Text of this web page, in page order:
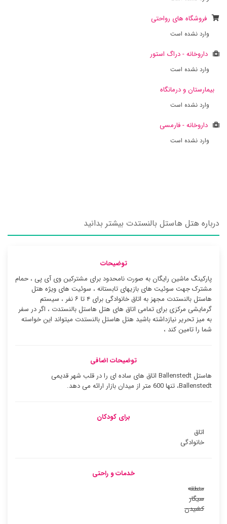
فروشگاه های رواحتی
وارد نشده است
داروخانه - دراگ استور
وارد نشده است
بیمارستان و درمانگاه
وارد نشده است
داروخانه - فارمسی
وارد نشده است
درباره هتل هاستل بالنستدت بیشتر بدانید
توضیحات
پارکینگ ماشین رایگان به صورت نامحدود برای مشترکین وی آی پی ، حمام
مشترک جهت سوئیت ‌های بازیهای تابستانه ، سوئیت ‌های ویژه هتل
هاستل بالنستدت مجهز به اتاق خانوادگی برای ۴ تا ۶ نفر ، سیستم
گرمایشی مرکزی برای تمامی اتاق های هتل هاستل بالنستدت ، اگر در سفر
به میز تحریر نیازداشته باشید هتل هاستل بالنستدت میتواند این خواسته
شما را تامین کند ،
توضیحات اضافی
هاستل Ballenstedt اتاق های ساده ای را در قلب شهر قدیمی
Ballenstedt، تنها 600 متر از میدان بازار ارائه می دهد.
برای کودکان
اتاق
خانوادگی
خدمات و راحتی
منطقه
سیگار
کشیدن